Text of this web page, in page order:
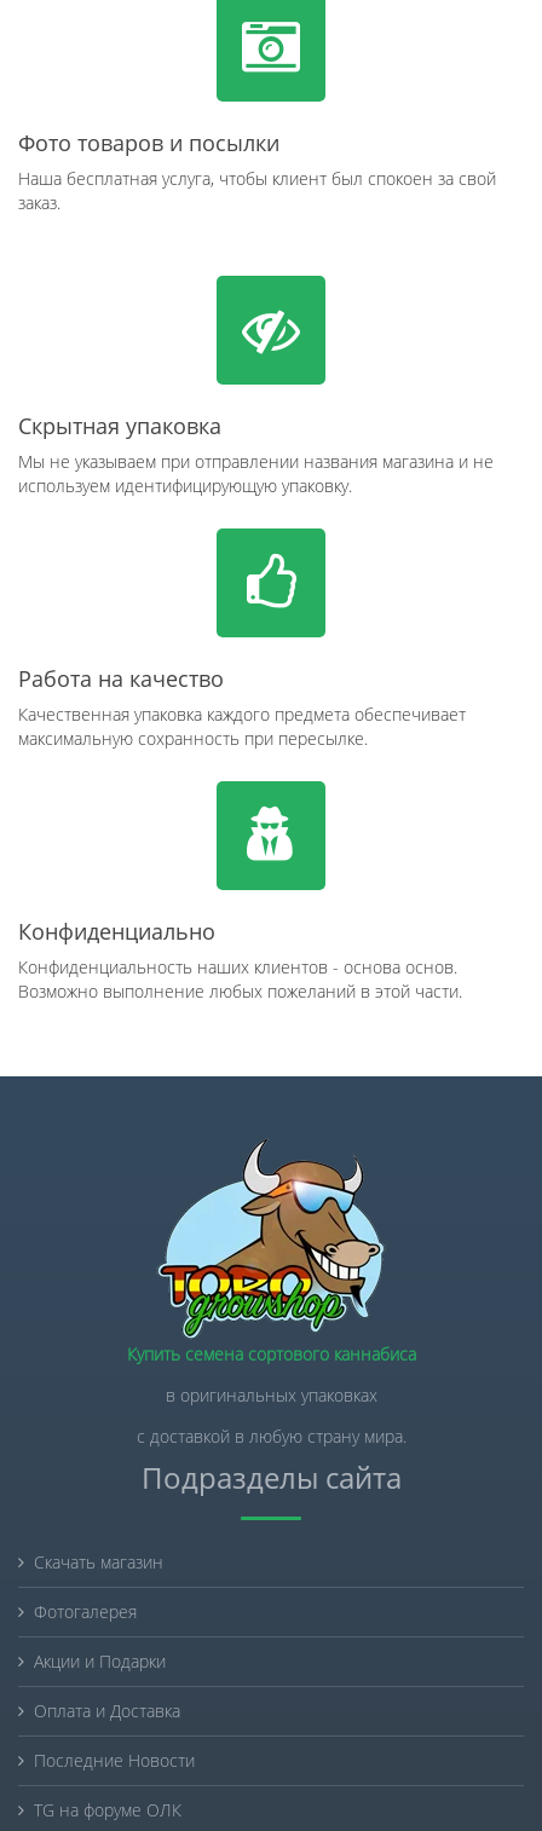
Фото товаров и посылки
Наша бесплатная услуга, чтобы клиент был спокоен за свой
заказ.
Скрытная упаковка
Мы не указываем при отправлении названия магазина и не
используем идентифицирующую упаковку.
Работа на качество
Качественная упаковка каждого предмета обеспечивает
максимальную сохранность при пересылке.
Конфиденциально
Конфиденциальность наших клиентов - основа основ.
Возможно выполнение любых пожеланий в этой части.
Купить семена сортового каннабиса
в оригинальных упаковках
с доставкой в любую страну мира.
Подразделы сайта
Скачать магазин
Фотогалерея
Акции и Подарки
Оплата и Доставка
Последние Новости
TG на форуме ОЛК